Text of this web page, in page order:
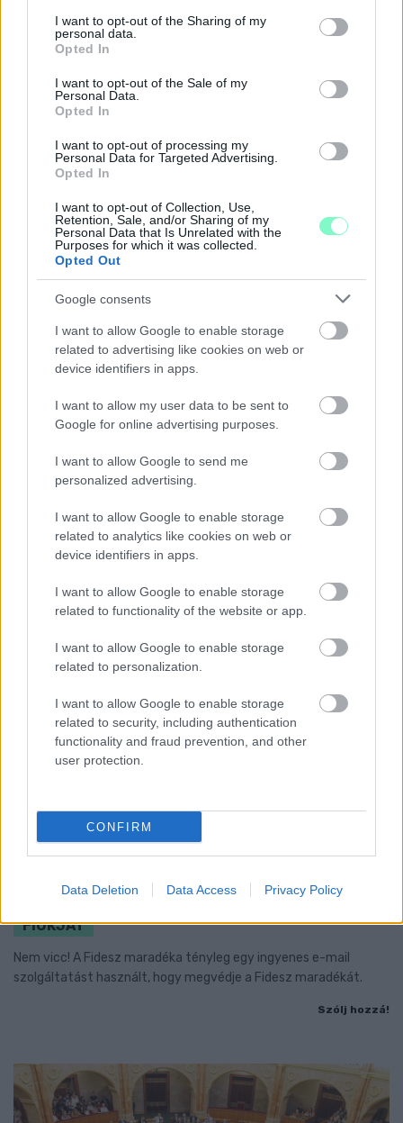
not limited to your visit or usage behaviour. You may click to
grant or deny consent to Google and its third-party tags to
use your data for below specified purposes in below Google
consent section.
I want to opt-out of the Sharing of my
personal data.
Opted In
I want to opt-out of the Sale of my
Personal Data.
Opted In
I want to opt-out of processing my
Personal Data for Targeted Advertising.
Opted In
I want to opt-out of Collection, Use,
Retention, Sale, and/or Sharing of my
Personal Data that Is Unrelated with the
Purposes for which it was collected.
Opted Out
Google consents
I want to allow Google to enable storage
related to advertising like cookies on web or
device identifiers in apps.
I want to allow my user data to be sent to
Google for online advertising purposes.
I want to allow Google to send me
personalized advertising.
I want to allow Google to enable storage
related to analytics like cookies on web or
device identifiers in apps.
I want to allow Google to enable storage
related to functionality of the website or app.
I want to allow Google to enable storage
related to personalization.
I want to allow Google to enable storage
related to security, including authentication
functionality and fraud prevention, and other
user protection.
CONFIRM
Data Deletion Data Access Privacy Policy
VÁDAT AZ ÜGYÉSZSÉG
A férfi a nyílt utcán kezdte verni áldozatát.
A RÓMAIAKTÓL AZ AGYAGKATONÁKIG –
TÁRLATVEZETÉSEK, WORKSHOP ÉS
GYŐRI RÓMER MÚZEUMBAN
Ingyenes programokkal és különleges kiállításokkal készülnek a
hét második felére, a hőségriadó idején ráadásul a Várkazamata
– Kőtár is díjmentesen látogatható.
CZUNYINÉ HARCA A GMAIL ÉS AZ ÖNKÉNY ELLEN
FIÓKJÁT
Nem vicc! A Fidesz maradéka tényleg egy ingyenes e-mail
szolgáltatást használt, hogy megvédje a Fidesz maradékát.
Szólj hozzá!